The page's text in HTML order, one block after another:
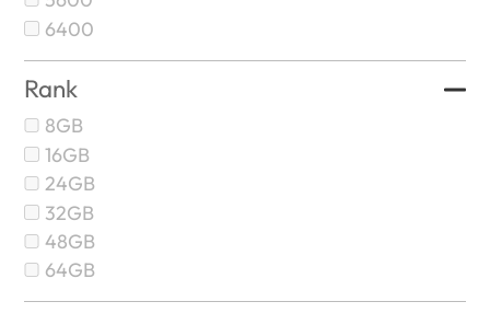
6400
Rank
8GB
16GB
24GB
32GB
48GB
64GB